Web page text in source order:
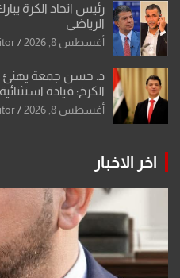
رئيس اتحاد الكرة
الرياضي
أغسطس 8, 2026
د. حسن جمعة يهنئ
الكرخ: قيادة
العراقية
أغسطس 8, 2026
اخر الاخبار